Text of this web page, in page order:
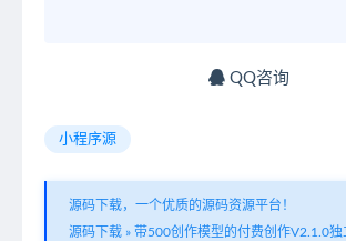
QQ咨询
小程序源
源码下载，一个优质的源码资源平台！
源码下载 » 带500创作模型的付费创作V2.1.0独